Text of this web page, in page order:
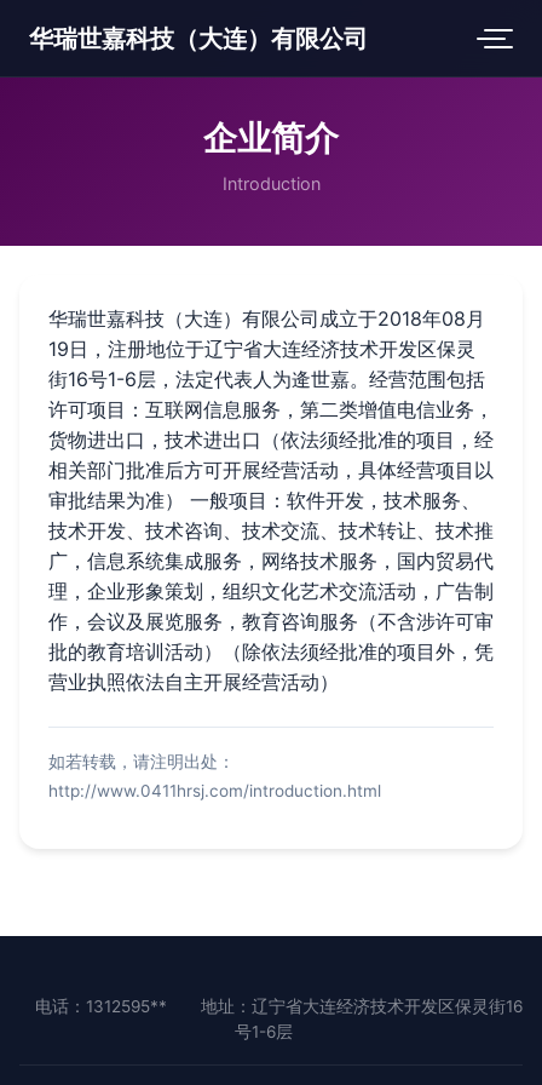
华瑞世嘉科技（大连）有限公司
企业简介
Introduction
华瑞世嘉科技（大连）有限公司成立于2018年08月
19日，注册地位于辽宁省大连经济技术开发区保灵
街16号1-6层，法定代表人为逄世嘉。经营范围包括
许可项目：互联网信息服务，第二类增值电信业务，
货物进出口，技术进出口（依法须经批准的项目，经
相关部门批准后方可开展经营活动，具体经营项目以
审批结果为准） 一般项目：软件开发，技术服务、
技术开发、技术咨询、技术交流、技术转让、技术推
广，信息系统集成服务，网络技术服务，国内贸易代
理，企业形象策划，组织文化艺术交流活动，广告制
作，会议及展览服务，教育咨询服务（不含涉许可审
批的教育培训活动）（除依法须经批准的项目外，凭
营业执照依法自主开展经营活动）
如若转载，请注明出处：
http://www.0411hrsj.com/introduction.html
电话：1312595**
地址：辽宁省大连经济技术开发区保灵街16
号1-6层